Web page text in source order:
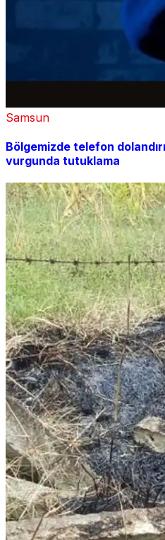
Samsun
Bölgemizde telefon
vurgunda tutuklama